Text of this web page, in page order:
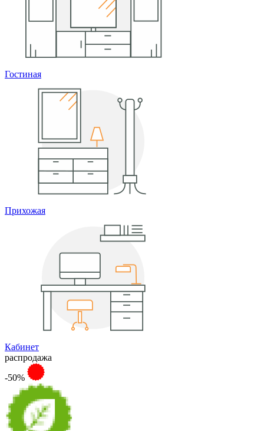
Гостиная
Прихожая
Кабинет
распродажа
-50%